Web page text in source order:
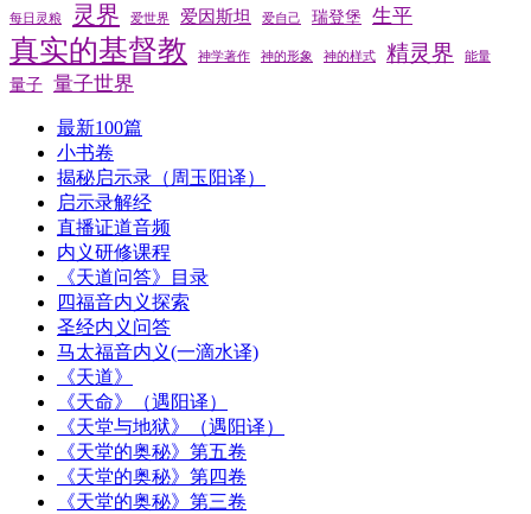
每日灵粮 灵界 爱世界 爱因斯坦 爱自己 瑞登堡 生平
真实的基督教 神学著作 神的形象 神的样式 精灵界 能量
量子 量子世界
最新100篇
小书卷
揭秘启示录（周玉阳译）
启示录解经
直播证道音频
内义研修课程
《天道问答》目录
四福音内义探索
圣经内义问答
马太福音内义(一滴水译)
《天道》
《天命》（遇阳译）
《天堂与地狱》（遇阳译）
《天堂的奥秘》第五卷
《天堂的奥秘》第四卷
《天堂的奥秘》第三卷